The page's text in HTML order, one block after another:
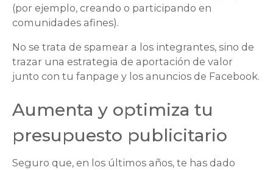
(por ejemplo, creando o participando en
comunidades afines).
No se trata de spamear a los integrantes, sino de
trazar una estrategia de aportación de valor
junto con tu fanpage y los anuncios de Facebook.
Aumenta y optimiza tu
presupuesto publicitario
Seguro que, en los últimos años, te has dado